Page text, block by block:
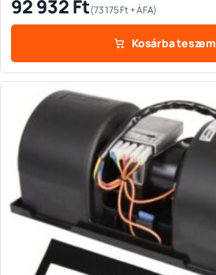
92 932Ft(73 175Ft+ ÁFA)
Kosárba teszem